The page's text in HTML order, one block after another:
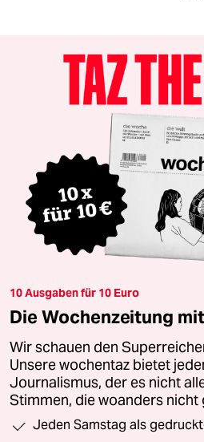
10 Ausgaben für 10 Euro
Die Wochenzeitung
Wir schauen den
Unsere wochentaz bietet
Journalismus, der es nicht
Stimmen, die woanders nicht
Jeden Samstag als